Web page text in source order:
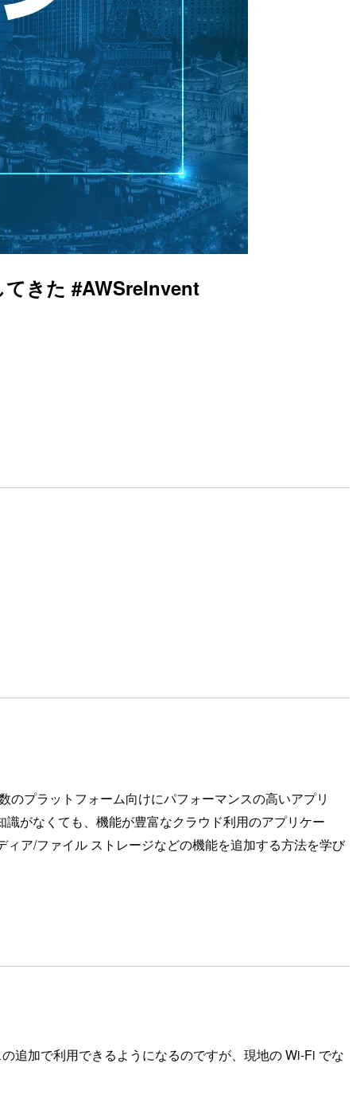
きた #AWSreInvent
プラットフォーム向けにパフォーマンスの高いアプリ
がなくても、機能が豊富なクラウド利用のアプリケー
ア/ファイル ストレージなどの機能を追加する方法を学び
追加で利用できるようになるのですが、現地の Wi-Fi でな